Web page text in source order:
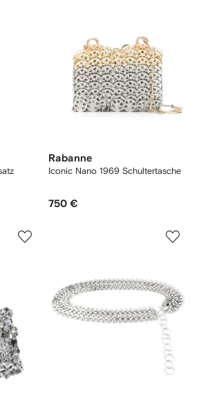
Rabanne
Iconic Nano 1969 Schultertasche
750 €